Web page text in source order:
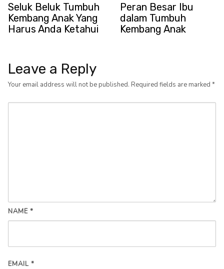
Seluk Beluk Tumbuh
Kembang Anak Yang
Harus Anda Ketahui
Peran Besar Ibu
dalam Tumbuh
Kembang Anak
Leave a Reply
Your email address will not be published. Required fields are marked *
NAME *
EMAIL *